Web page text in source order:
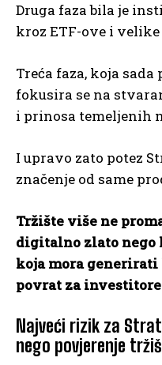
Druga faza bila je
kroz ETF-ove i
Treća faza, koja
fokusira se na
i prinosa temeljenih
I upravo zato potez
značenje od same
Tržište više ne
digitalno zlato
koja mora
povrat za
Najveći rizik za
nego povjerenje